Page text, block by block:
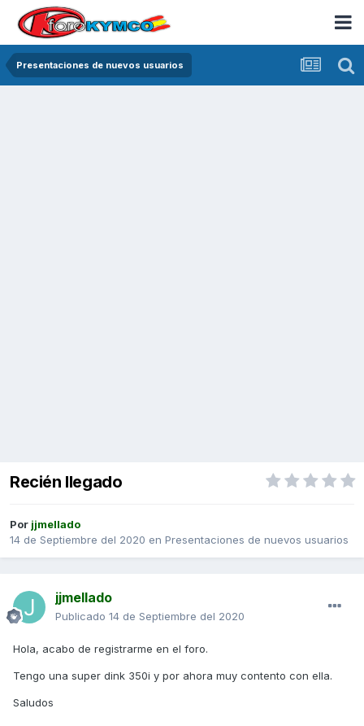
Presentaciones de nuevos usuarios
Recién llegado
Por jjmellado
14 de Septiembre del 2020 en Presentaciones de nuevos usuarios
jjmellado
Publicado 14 de Septiembre del 2020
Hola, acabo de registrarme en el foro.
Tengo una super dink 350i y por ahora muy contento con ella.
Saludos